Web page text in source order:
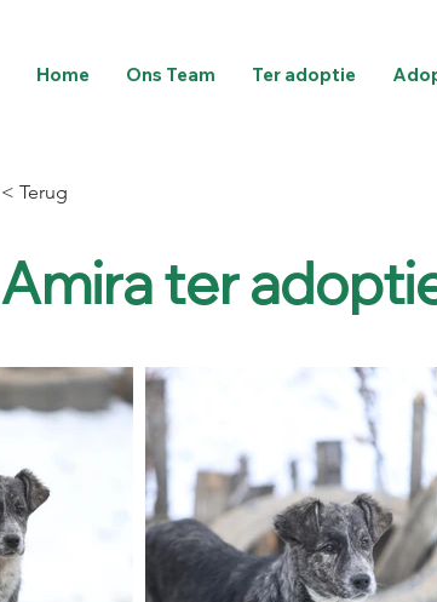
Home Ons Team Ter adoptie
< Terug
Amira ter